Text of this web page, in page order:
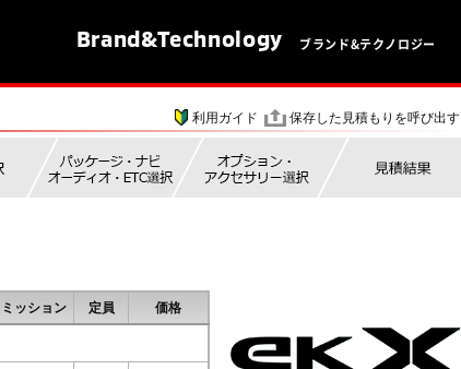
Brand&Technology ブランド&テクノロジー
利用ガイド 保存した見積もりを呼び出す
ミッション 定員 価格